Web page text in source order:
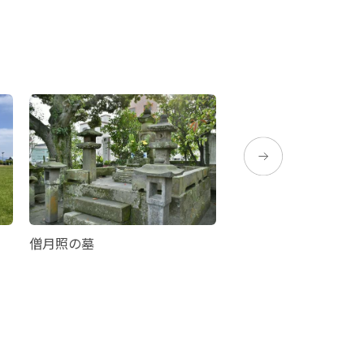
僧月照の墓